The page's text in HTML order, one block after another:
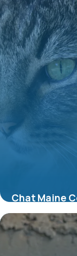
Chat Maine
Soins
10 juillet 2026